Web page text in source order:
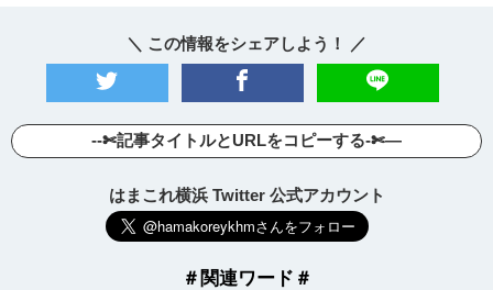
＼ この情報をシェアしよう！ ／
--✄記事タイトルとURLをコピーする-✄—
はまこれ横浜 Twitter 公式アカウント
＃関連ワード＃